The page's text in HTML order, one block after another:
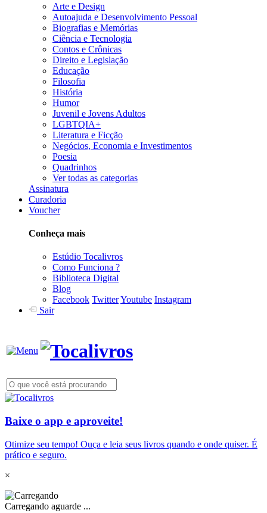
Arte e Design
Autoajuda e Desenvolvimento Pessoal
Biografias e Memórias
Ciência e Tecnologia
Contos e Crônicas
Direito e Legislação
Educação
Filosofia
História
Humor
Juvenil e Jovens Adultos
LGBTQIA+
Literatura e Ficção
Negócios, Economia e Investimentos
Poesia
Quadrinhos
Ver todas as categorias
Assinatura
Curadoria
Voucher
Conheça mais
Estúdio Tocalivros
Como Funciona ?
Biblioteca Digital
Blog
Facebook TwitterYoutube Instagram
Sair
Baixe o app e aproveite!
Otimize seu tempo! Ouça e leia seus livros quando e onde quiser. É
prático e seguro.
×
Carregando aguarde ...